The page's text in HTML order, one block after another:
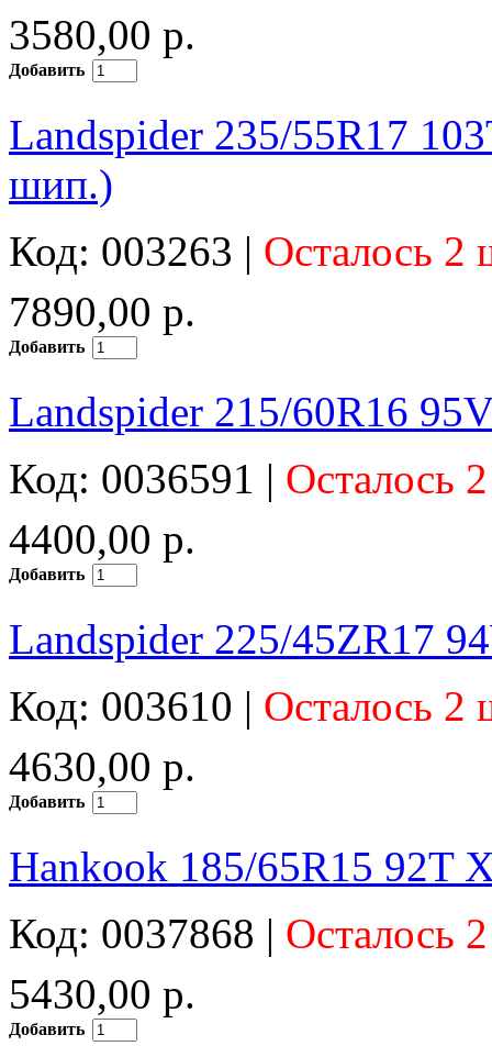
3580,00 р.
Добавить
Landspider 235/55R17
шип.)
Код: 003263 | Осталось 2
7890,00 р.
Добавить
Landspider 215/60R16
Код: 0036591 | Осталось
4400,00 р.
Добавить
Landspider 225/45ZR17
Код: 003610 | Осталось 2
4630,00 р.
Добавить
Hankook 185/65R15 92T
Код: 0037868 | Осталось
5430,00 р.
Добавить